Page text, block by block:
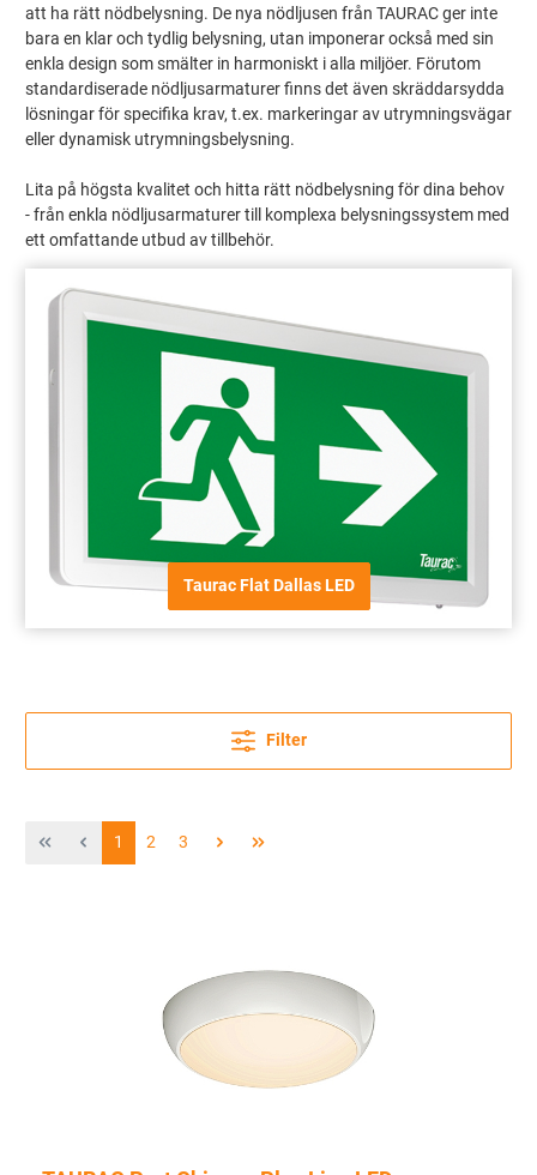
att ha rätt nödbelysning. De nya nödljusen från TAURAC ger inte
bara en klar och tydlig belysning, utan imponerar också med sin
enkla design som smälter in harmoniskt i alla miljöer. Förutom
standardiserade nödljusarmaturer finns det även skräddarsydda
lösningar för specifika krav, t.ex. markeringar av utrymningsvägar
eller dynamisk utrymningsbelysning.
Lita på högsta kvalitet och hitta rätt nödbelysning för dina behov
- från enkla nödljusarmaturer till komplexa belysningssystem med
ett omfattande utbud av tillbehör.
Taurac Flat Dallas LED
Filter
1 2 3